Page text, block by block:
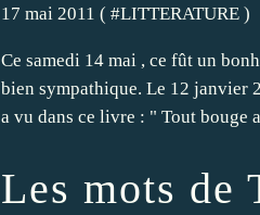
17 mai 2011 ( #LITTERATURE )
Ce samedi 14 mai , ce fût un
bien sympathique. Le 12 janvier
a vu dans ce livre : " Tout bouge
Les mots de